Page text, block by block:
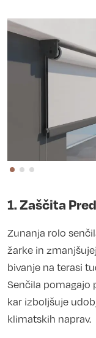
1. Zaščita
Zunanja rolo
žarke in
bivanje na terasi
Senčila pomagajo
kar izboljšuje
klimatskih naprav.